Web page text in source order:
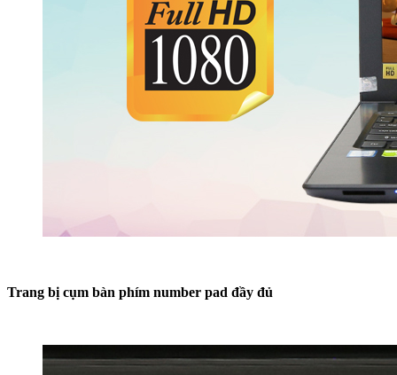
Trang bị cụm bàn phím number pad đầy đủ